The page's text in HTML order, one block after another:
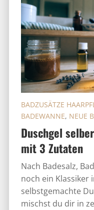
Duschgel
mit 3 Zutaten
BADZUSÄTZE
BADEWANNE, NEUE
Nach Badesalz,
noch ein Klassiker
selbstgemachte
mischst du dir in